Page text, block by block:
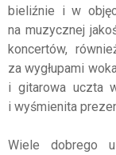
bieliźnie i w
na muzycznej
koncertów,
za wygłupami
i gitarowa uczta
i wyśmienita
Wiele dobrego